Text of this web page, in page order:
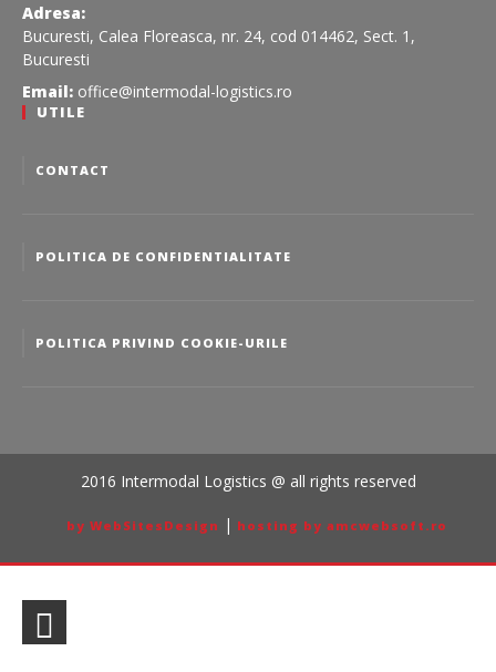
Adresa:
Bucuresti, Calea Floreasca, nr. 24, cod 014462, Sect. 1,
Bucuresti
Email: office@intermodal-logistics.ro
UTILE
CONTACT
POLITICA DE CONFIDENTIALITATE
POLITICA PRIVIND COOKIE-URILE
2016 Intermodal Logistics @ all rights reserved
by WebSitesDesign | hosting by amcwebsoft.ro